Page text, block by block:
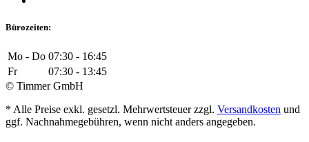
Bürozeiten:
Mo - Do 07:30 - 16:45
Fr
07:30 - 13:45
© Timmer GmbH
* Alle Preise exkl. gesetzl. Mehrwertsteuer zzgl. Versandkosten und
ggf. Nachnahmegebühren, wenn nicht anders angegeben.